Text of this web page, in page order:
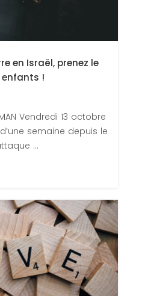
en Israël, prenez le
enfants !
Vendredi 13 octobre
semaine depuis le
...